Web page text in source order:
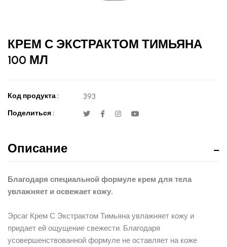
КРЕМ С ЭКСТРАКТОМ ТИМЬЯНА
100 МЛ
Код продукта : 393
Поделиться :
Описание
Благодаря специальной формуле крем для тела
увлажняет и освежает кожу.
Эрсаг Крем С Экстрактом Тимьяна увлажняет кожу и
придает ей ощущение свежести. Благодаря
усовершенствованной формуле не оставляет на коже